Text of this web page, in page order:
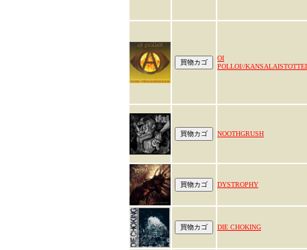
OI
POLLOI//
NOOTHGRUSH
DYSTROPHY
DIE CHOKING